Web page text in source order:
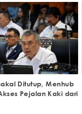
Ditutup, Menhub
Pejalan Kaki dari